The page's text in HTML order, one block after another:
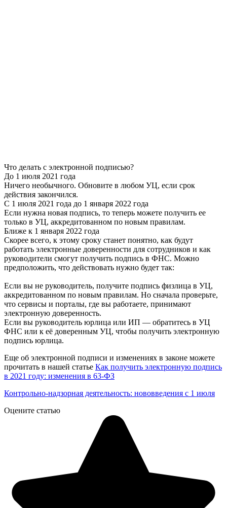
Что делать с электронной подписью?
До 1 июля 2021 года
Ничего необычного. Обновите в любом УЦ, если срок
действия закончился.
С 1 июля 2021 года до 1 января 2022 года
Если нужна новая подпись, то теперь можете получить ее
только в УЦ, аккредитованном по новым правилам.
Ближе к 1 января 2022 года
Скорее всего, к этому сроку станет понятно, как будут
работать электронные доверенности для сотрудников и как
руководители смогут получить подпись в ФНС. Можно
предположить, что действовать нужно будет так:
Если вы не руководитель, получите подпись физлица в УЦ,
аккредитованном по новым правилам. Но сначала проверьте,
что сервисы и порталы, где вы работаете, принимают
электронную доверенность.
Если вы руководитель юрлица или ИП — обратитесь в УЦ
ФНС или к её доверенным УЦ, чтобы получить электронную
подпись юрлица.
Еще об электронной подписи и изменениях в законе можете
прочитать в нашей статье Как получить электронную подпись
в 2021 году: изменения в 63-ФЗ
Контрольно-надзорная деятельность: нововведения с 1 июля
Оцените статью